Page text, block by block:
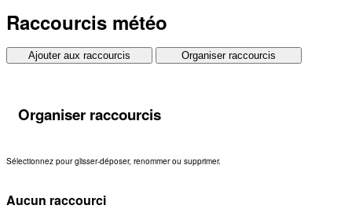
Raccourcis météo
Ajouter aux raccourcis Organiser raccourcis
Organiser raccourcis
Sélectionnez pour glisser-déposer, renommer ou supprimer.
Aucun raccourci